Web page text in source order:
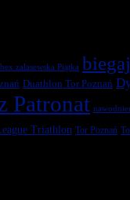
zalasewska Piątka
Duathlon Tor Poznań
Patronat
Triathlon Tor Poznań